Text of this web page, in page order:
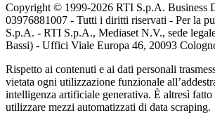
Copyright © 1999-2026 RTI S.p.A. Business
03976881007 - Tutti i diritti riservati - Per la
S.p.A. - RTI S.p.A., Mediaset N.V., sede
Bassi) - Uffici Viale Europa 46, 20093
Rispetto ai contenuti e ai dati personali
vietata ogni utilizzazione funzionale
intelligenza artificiale generativa. È altresì fatto
utilizzare mezzi automatizzati di data scraping.